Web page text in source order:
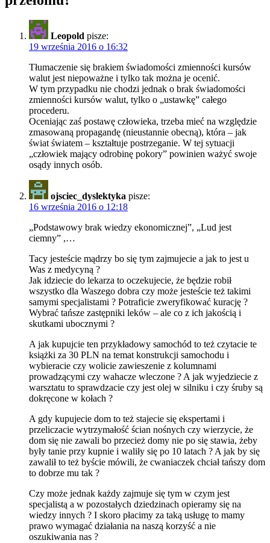
Leopold pisze:
19 września 2016 o 16:32
Tłumaczenie się brakiem świadomości zmienności kursów
walut jest niepoważne i tylko tak można je ocenić.
W tym przypadku nie chodzi jednak o brak świadomości
zmienności kursów walut, tylko o „ustawkę” całego
procederu.
Oceniając zaś postawę człowieka, trzeba mieć na względzie
zmasowaną propagandę (nieustannie obecną), która – jak
świat światem – kształtuje postrzeganie. W tej sytuacji
„człowiek mający odrobinę pokory” powinien ważyć swoje
osądy innych osób.
ojsciec_dyslektyka pisze:
16 września 2016 o 12:18
„Podstawowy brak wiedzy ekonomicznej”, „Lud jest
ciemny” ,…
Tacy jesteście mądrzy bo się tym zajmujecie a jak to jest u
Was z medycyną ?
Jak idziecie do lekarza to oczekujecie, że będzie robił
wszystko dla Waszego dobra czy może jesteście też takimi
samymi specjalistami ? Potraficie zweryfikować kurację ?
Wybrać tańsze zastępniki leków – ale co z ich jakością i
skutkami ubocznymi ?
A jak kupujcie ten przykładowy samochód to też czytacie te
książki za 30 PLN na temat konstrukcji samochodu i
wybieracie czy wolicie zawieszenie z kolumnami
prowadzącymi czy wahacze wleczone ? A jak wyjedziecie z
warsztatu to sprawdzacie czy jest olej w silniku i czy śruby są
dokręcone w kołach ?
A gdy kupujecie dom to też stajecie się ekspertami i
przeliczacie wytrzymałość ścian nośnych czy wierzycie, że
dom się nie zawali bo przecież domy nie po się stawia, żeby
były tanie przy kupnie i waliły się po 10 latach ? A jak by się
zawalił to też byście mówili, że cwaniaczek chciał tańszy dom
to dobrze mu tak ?
Czy może jednak każdy zajmuje się tym w czym jest
specjalistą a w pozostałych dziedzinach opieramy się na
wiedzy innych ? I skoro płacimy za taką usługę to mamy
prawo wymagać działania na naszą korzyść a nie
oszukiwania nas ?